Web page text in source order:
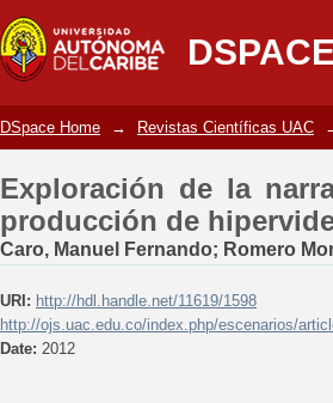
Exploración de la
hipervideos educativos
DSpace Home → Revistas Científicas UAC
Exploración de la
producción de
Caro, Manuel Fernando; Romero
URI: http://hdl.handle.net/11619/1598
http://ojs.uac.edu.co/index.php/escenarios/
Date: 2012